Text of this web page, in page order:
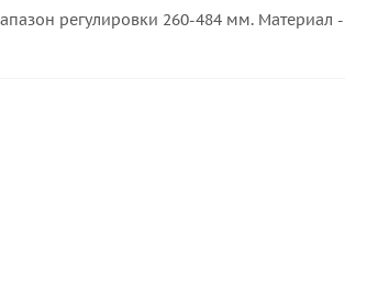
регулировки 260-484 мм. Материал -